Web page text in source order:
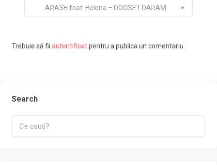
ARASH feat. Helena – DOOSET DARAM
Trebuie să fii autentificatpentru a publica un comentariu.
Search